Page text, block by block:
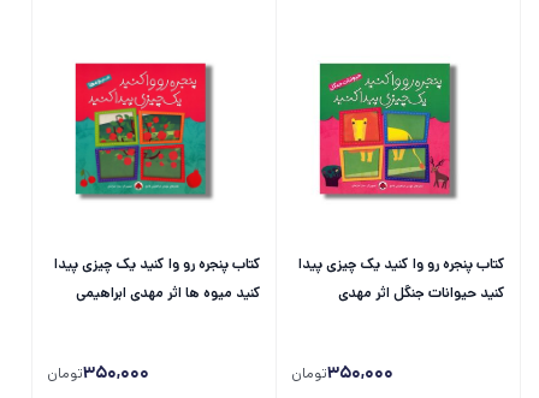
کتاب پنجره رو وا کنید یک چیزی پیدا
کنید حیوانات جنگل اثر مهدی
350,000تومان
کتاب پنجره رو وا کنید یک چیزی پیدا
کنید میوه ها اثر مهدی ابراهیمی
350,000تومان